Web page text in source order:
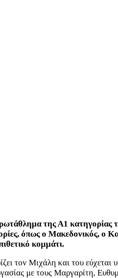
της Α1 κατηγορίας
όπως ο Μακεδονικός,
κομμάτι.
τον Μιχάλη και του εύχεται
με τους Μαργαρίτη,